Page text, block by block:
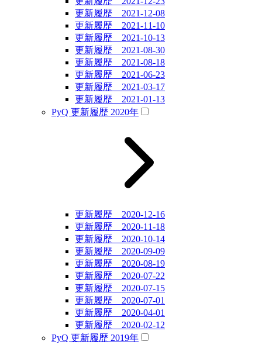
更新履歴 2021-12-08
更新履歴 2021-11-10
更新履歴 2021-10-13
更新履歴 2021-08-30
更新履歴 2021-08-18
更新履歴 2021-06-23
更新履歴 2021-03-17
更新履歴 2021-01-13
PyQ 更新履歴 2020年
更新履歴 2020-12-16
更新履歴 2020-11-18
更新履歴 2020-10-14
更新履歴 2020-09-09
更新履歴 2020-08-19
更新履歴 2020-07-22
更新履歴 2020-07-15
更新履歴 2020-07-01
更新履歴 2020-04-01
更新履歴 2020-02-12
PyQ 更新履歴 2019年